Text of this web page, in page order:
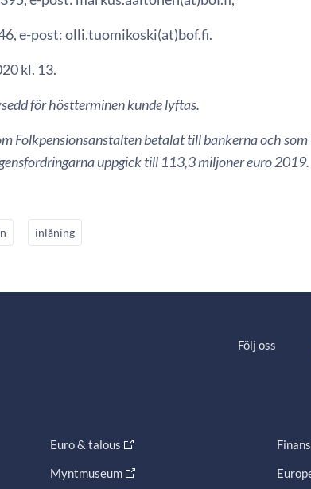
e-post: olli.tuomikoski(at)bof.fi.
kl. 13.
för höstterminen kunde lyftas.
Folkpensionsanstalten betalat till bankerna och
uppgick till 113,3 miljoner euro 2019.
inlåning
Följ oss
Euro & talous
Myntmuseum